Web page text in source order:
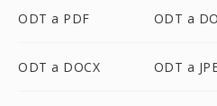
ODT a PDF ODT a
ODT a DOCX ODT a